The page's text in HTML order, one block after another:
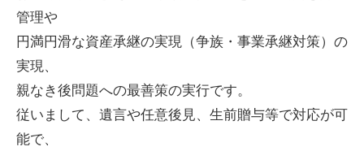
管理や
円満円滑な資産承継の実現（争族・事業承継対策）の
実現、
親なき後問題への最善策の実行です。
従いまして、遺言や任意後見、生前贈与等で対応が可
能で、